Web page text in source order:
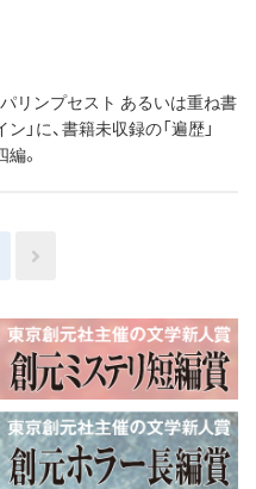
リンプセスト あるいは重ね書
」に、書籍未収録の「遍歴」
。